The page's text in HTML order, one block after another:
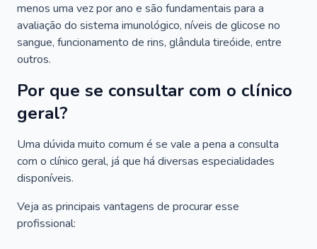
menos uma vez por ano e são fundamentais para a
avaliação do sistema imunológico, níveis de glicose no
sangue, funcionamento de rins, glândula tireóide, entre
outros.
Por que se consultar com o clínico
geral?
Uma dúvida muito comum é se vale a pena a consulta
com o clínico geral, já que há diversas especialidades
disponíveis.
Veja as principais vantagens de procurar esse
profissional: